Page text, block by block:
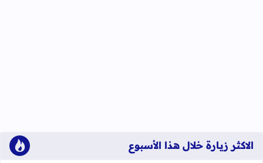
الاكثر زيارة خلال هذا الأسبوع